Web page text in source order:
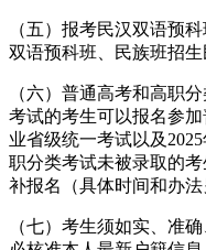
（五）报考民汉双语预
双语预科班、民族班招生
（六）普通高考和高职
考试的考生可以报名参
业省级统一考试以及
职分类考试未被录取的
补报名（具体时间和办法
（七）考生须如实、准